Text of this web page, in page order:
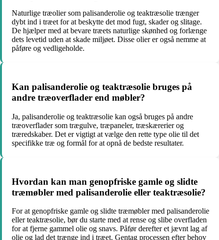
Naturlige træolier som palisanderolie og teaktræsolie trænger
dybt ind i træet for at beskytte det mod fugt, skader og slitage.
De hjælper med at bevare træets naturlige skønhed og forlænge
dets levetid uden at skade miljøet. Disse olier er også nemme at
påføre og vedligeholde.
Kan palisanderolie og teaktræsolie bruges på
andre træoverflader end møbler?
Ja, palisanderolie og teaktræsolie kan også bruges på andre
træoverflader som trægulve, træpaneler, træskærerier og
træredskaber. Det er vigtigt at vælge den rette type olie til det
specifikke træ og formål for at opnå de bedste resultater.
Hvordan kan man genopfriske gamle og slidte
træmøbler med palisanderolie eller teaktræsolie?
For at genopfriske gamle og slidte træmøbler med palisanderolie
eller teaktræsolie, bør du starte med at rense og slibe overfladen
for at fjerne gammel olie og snavs. Påfør derefter et jævnt lag af
olie og lad det trænge ind i træet. Gentag processen efter behov